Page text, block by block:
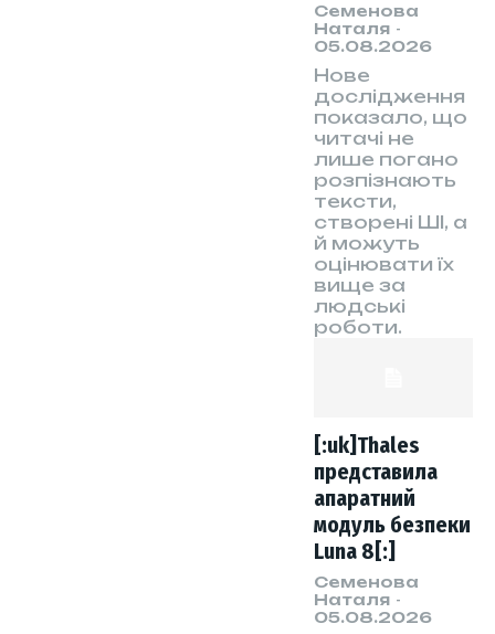
Семенова
Наталя -
05.08.2026
Нове
дослідження
показало, що
читачі не
лише погано
розпізнають
тексти,
створені ШІ, а
й можуть
оцінювати їх
вище за
людські
роботи.
[:uk]Thales
представила
апаратний
модуль безпеки
Luna 8[:]
Семенова
Наталя -
05.08.2026